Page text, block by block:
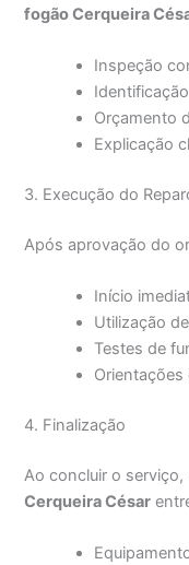
fogão Cerqueira
Inspeção
Orçamento
Explicação
3. Execução do
Após aprovação do
Início
Utilização
Testes de
4. Finalização
Ao concluir o
Cerqueira César